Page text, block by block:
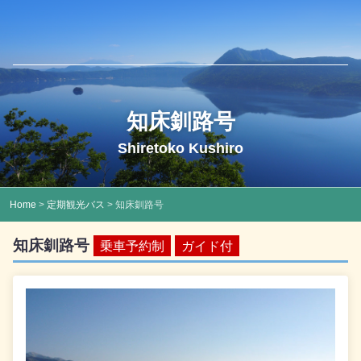
知床釧路号
Shiretoko Kushiro
Home > 定期観光バス > 知床釧路号
知床釧路号 乗車予約制 ガイド付